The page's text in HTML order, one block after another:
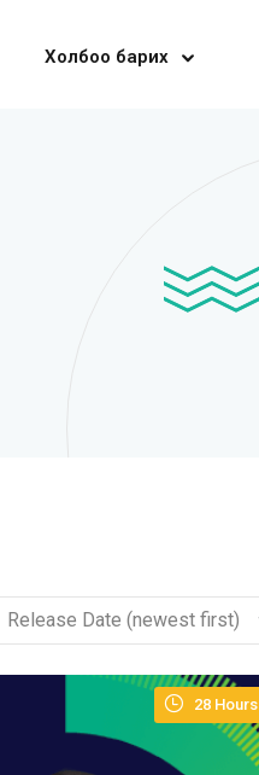
Холбоо барих
Release Date (newest first)
28Hours